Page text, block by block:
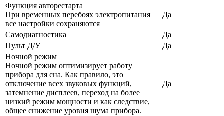
Функция авторестарта
При временных перебоях электропитания
все настройки сохраняются
Да
Самодиагностика
Да
Пульт Д/У
Да
Ночной режим
Ночной режим оптимизирует работу
прибора для сна. Как правило, это
отключение всех звуковых функций,
затемнение дисплеев, переход на более
низкий режим мощности и как следствие,
общее снижение уровня шума прибора.
Да